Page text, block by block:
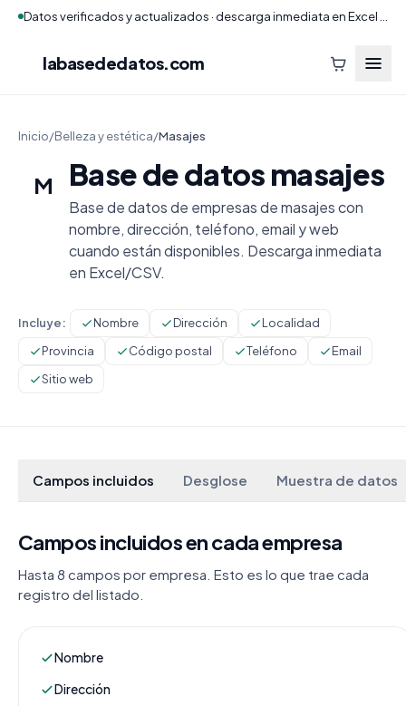
labasededatos.com
Inicio/Belleza y estética/Masajes
M Base de datos masajes
Base de datos de empresas de masajes con
nombre, dirección, teléfono, email y web
cuando están disponibles. Descarga inmediata
en Excel/CSV.
Incluye: Nombre Dirección
Localidad
Provincia
Código postal Teléfono
Email
Sitio web
Campos incluidos Desglose Muestra de datos
Campos incluidos en cada empresa
Hasta 8 campos por empresa. Esto es lo que trae cada
registro del listado.
Nombre
Dirección